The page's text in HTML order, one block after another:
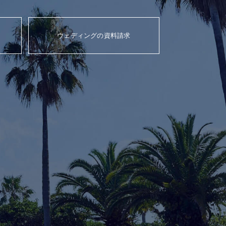
ウェディングの資料請求